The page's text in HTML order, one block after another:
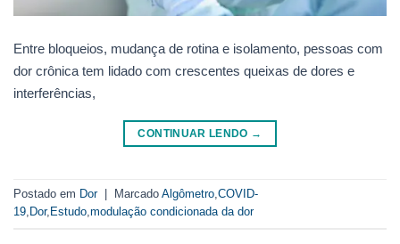
Entre bloqueios, mudança de rotina e isolamento, pessoas com
dor crônica tem lidado com crescentes queixas de dores e
interferências,
CONTINUAR LENDO →
Postado em Dor Marcado Algômetro COVID-
19 Dor, Estudo modulação condicionada da dor